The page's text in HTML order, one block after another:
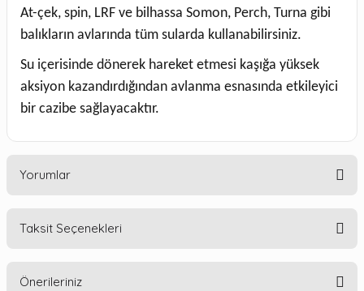
At-çek, spin, LRF ve bilhassa Somon, Perch, Turna gibi
balıkların avlarında tüm sularda kullanabilirsiniz.
Su içerisinde dönerek hareket etmesi kaşığa yüksek
aksiyon kazandırdığından avlanma esnasında etkileyici
bir cazibe sağlayacaktır.
Yorumlar
Taksit Seçenekleri
Önerileriniz